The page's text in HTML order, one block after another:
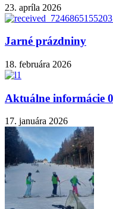
23. apríla 2026
Jarné prázdniny
18. februára 2026
Aktuálne informácie
17. januára 2026